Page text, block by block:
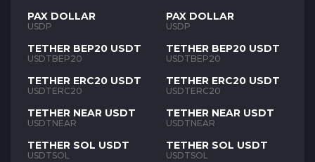
PAX DOLLAR
USDP
TETHER BEP20 USDT
USDTBEP20
TETHER ERC20 USDT
USDTERC20
TETHER NEAR USDT
USDTNEAR
TETHER SOL USDT
USDTSOL
PAX DOLLAR
USDP
TETHER BEP20 USDT
USDTBEP20
TETHER ERC20 USDT
USDTERC20
TETHER NEAR USDT
USDTNEAR
TETHER SOL USDT
USDTSOL